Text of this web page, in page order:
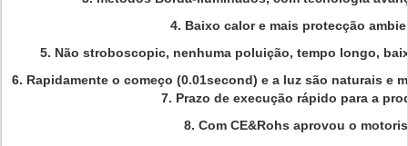
4. Baixo calor e mais protecção
5. Não stroboscopic, nenhuma poluição, tempo longo,
6. Rapidamente o começo (0.01second) e a luz são naturais e
7. Prazo de execução rápido para a
8. Com CE&Rohs aprovou o